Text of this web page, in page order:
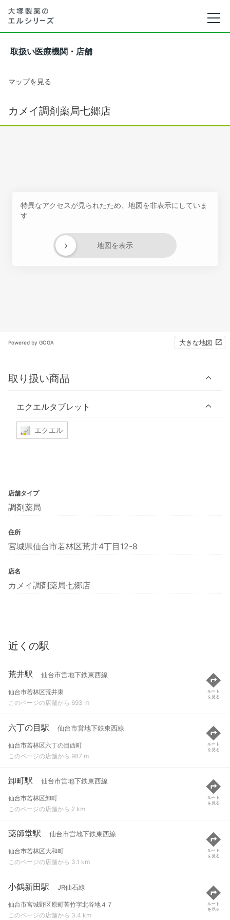
取扱い医療機関・店舗
マップを見る
カメイ調剤薬局七郷店
特異なアクセスが見られたため、地図を非表示にしていま
す
地図を表示
›
Powered by GOGA 大きな地図
取り扱い商品
エクエルタブレット
エクエル
店舗タイプ
調剤薬局
住所
宮城県仙台市若林区荒井4丁目12-8
店名
カメイ調剤薬局七郷店
近くの駅
荒井駅 仙台市営地下鉄東西線
仙台市若林区荒井東
このページの店舗から 693 m
ルート
を見る
六丁の目駅 仙台市営地下鉄東西線
仙台市若林区六丁の目西町
このページの店舗から 987 m
ルート
を見る
卸町駅 仙台市営地下鉄東西線
仙台市若林区卸町
このページの店舗から 2 km
ルート
を見る
薬師堂駅 仙台市営地下鉄東西線
仙台市若林区大和町
このページの店舗から 3.1 km
ルート
を見る
小鶴新田駅 JR仙石線
仙台市宮城野区原町苦竹字北谷地４７
このページの店舗から 3.4 km
ルート
を見る